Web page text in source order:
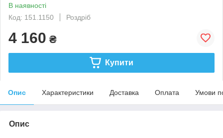
В наявності
Код: 151.1150
Роздріб
4 160 ₴
Купити
Опис Характеристики Доставка Оплата Умови
Опис